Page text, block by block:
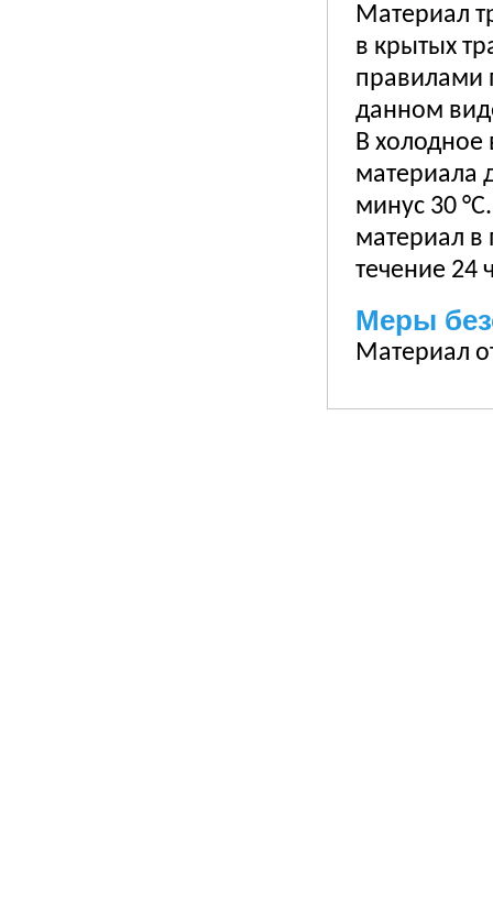
Материал
в крытых
правилами
данном
В холодное
материала
минус 30
материал в
течение 24
Меры
Материал